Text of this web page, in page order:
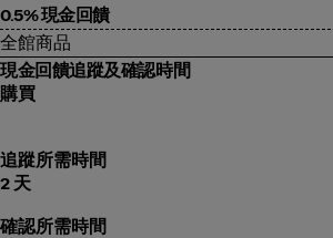
0.5% 現金回饋
全館商品
現金回饋追蹤及確認時間
購買
追蹤所需時間
2 天
確認所需時間